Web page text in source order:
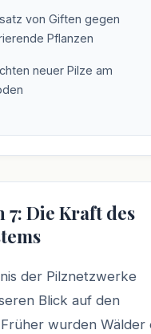
von Giften gegen
Pflanzen
neuer Pilze am
7: Die Kraft des
der Pilznetzwerke
Blick auf den
wurden Wälder